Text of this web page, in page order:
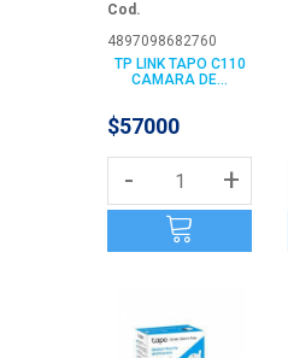
Cod.
4897098682760
TP LINK TAPO C110
CAMARA DE...
$57000
- +